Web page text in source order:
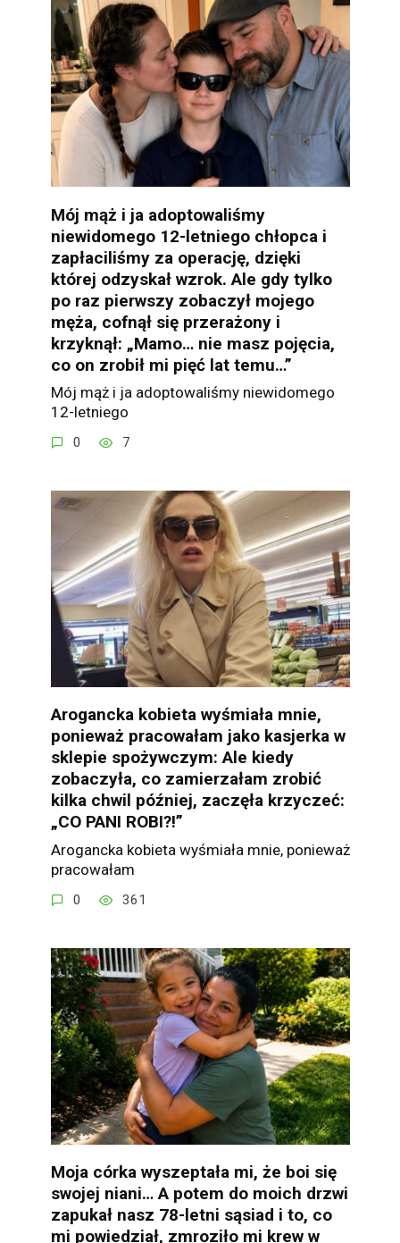
Mój mąż i ja adoptowaliśmy
niewidomego 12-letniego chłopca i
zapłaciliśmy za operację, dzięki
której odzyskał wzrok. Ale gdy tylko
po raz pierwszy zobaczył mojego
męża, cofnął się przerażony i
krzyknął: „Mamo… nie masz pojęcia,
co on zrobił mi pięć lat temu…”
Mój mąż i ja adoptowaliśmy niewidomego
12-letniego
0 7
Arogancka kobieta wyśmiała mnie,
ponieważ pracowałam jako kasjerka w
sklepie spożywczym: Ale kiedy
zobaczyła, co zamierzałam zrobić
kilka chwil później, zaczęła krzyczeć:
„CO PANI ROBI?!”
Arogancka kobieta wyśmiała mnie, ponieważ
pracowałam
0 361
Moja córka wyszeptała mi, że boi się
swojej niani… A potem do moich drzwi
zapukał nasz 78-letni sąsiad i to, co
mi powiedział, zmroziło mi krew w